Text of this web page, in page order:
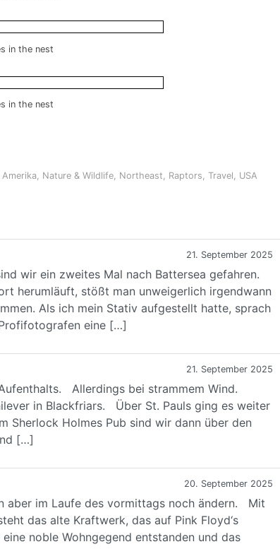
in the nest
in the nest
Amerika, Nature & Wildlife, Northeast, Raptors,Travel, USA
21. September 2025
wir ein zweites Mal nach Battersea gefahren.
herumläuft, stößt man unweigerlich irgendwann
Als ich mein Stativ aufgestellt hatte, sprach
eine […]
21. September 2025
Allerdings bei strammem Wind.
in Blackfriars. Über St. Pauls ging es weiter
Sherlock Holmes Pub sind wir dann über den
[…]
20. September 2025
aber im Laufe des vormittags noch ändern. Mit
das alte Kraftwerk, das auf Pink Floyd‘s
noble Wohngegend entstanden und das